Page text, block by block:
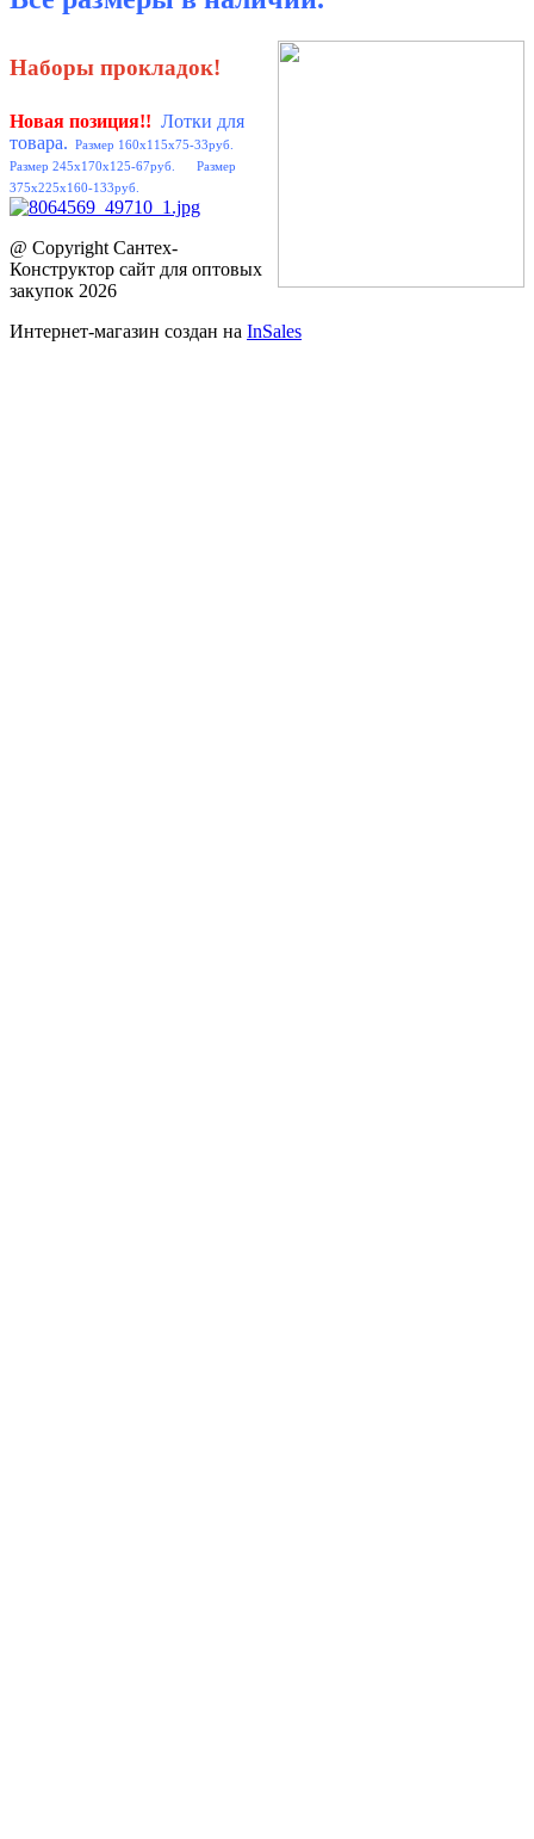
Наборы прокладок!
Новая позиция!! Лотки для
товара.
Размер 160x115x75-33руб.
Размер 245x170x125-67руб. Размер
375x225x160-133руб.
@ Copyright Сантех-
Конструктор сайт для оптовых
закупок 2026
Интернет-магазин создан на InSales